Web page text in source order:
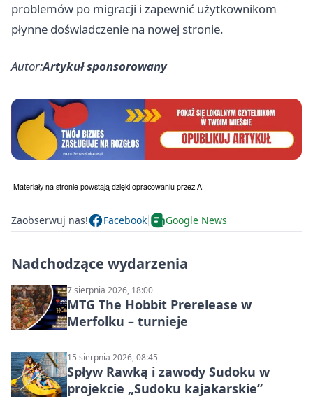
problemów po migracji i zapewnić użytkownikom
płynne doświadczenie na nowej stronie.
Autor:Artykuł sponsorowany
Zaobserwuj nas! Facebook Google News
Nadchodzące wydarzenia
7 sierpnia 2026, 18:00
MTG The Hobbit Prerelease w
Merfolku – turnieje
15 sierpnia 2026, 08:45
Spływ Rawką i zawody Sudoku w
projekcie „Sudoku kajakarskie”